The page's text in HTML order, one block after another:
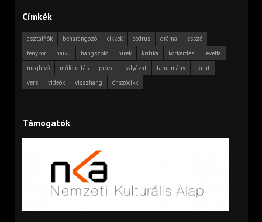
Címkék
asztalfiók beharangozó cikkek cédrus dráma
esszé
fénykör
haiku hangszóló hírek kritika körkérdés
levélfa
meghívó
műfordítás próza pályázat tanulmány
tárlat
vers
videók visszhang önszócikk
Támogatók